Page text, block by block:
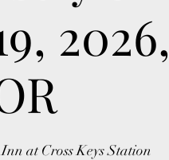
at Cross Keys Station